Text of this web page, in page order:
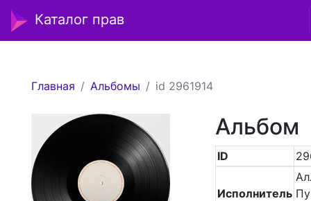
Каталог прав
Главная Альбомы id 2961914
Альбом
ID
Исполнитель